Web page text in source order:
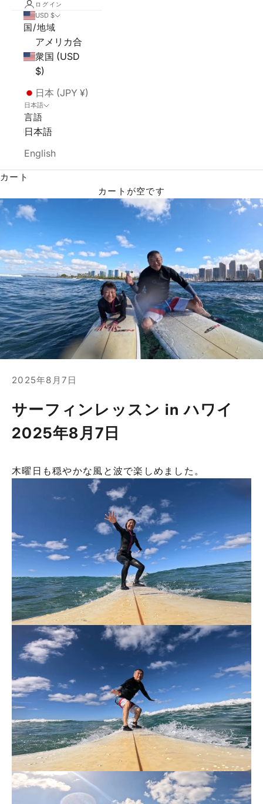
ログイン
USD $
国/地域
アメリカ合
衆国 (USD
$)
日本 (JPY ¥)
日本語
言語
日本語
English
カート
カートが空です
2025年8月7日
サーフィンレッスン in ハワイ
2025年8月7日
木曜日も穏やかな風と波で楽しめました。